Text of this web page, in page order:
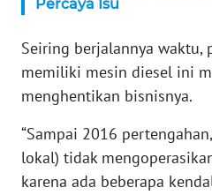
Percaya Isu
Seiring berjalannya waktu,
memiliki mesin diesel ini
menghentikan bisnisnya.
“Sampai 2016
lokal) tidak
karena ada beberapa
RIAU
WN
SERAMBI
WN